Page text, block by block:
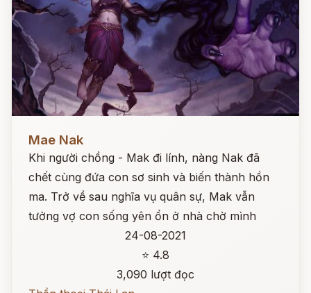
Mae Nak
Khi người chồng - Mak đi lính, nàng Nak đã
chết cùng đứa con sơ sinh và biến thành hồn
ma. Trở về sau nghĩa vụ quân sự, Mak vẫn
tưởng vợ con sống yên ổn ở nhà chờ mình
24-08-2021
⭐ 4.8
3,090 lượt đọc